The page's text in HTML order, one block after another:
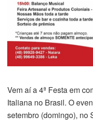
Vem aí a 4ª Festa em
Italiana no Brasil. O
setembro (domingo), no